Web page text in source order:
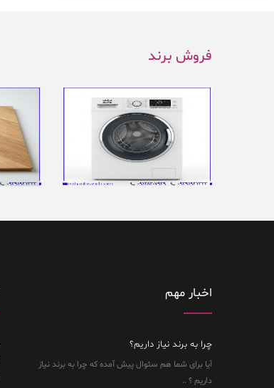
فروش برند
اخبار مهم
چرا به برند نیاز داریم؟
آیا برای شما هم سئوال پیش آمده که چرا به برند نیاز
داریم ؟ ..